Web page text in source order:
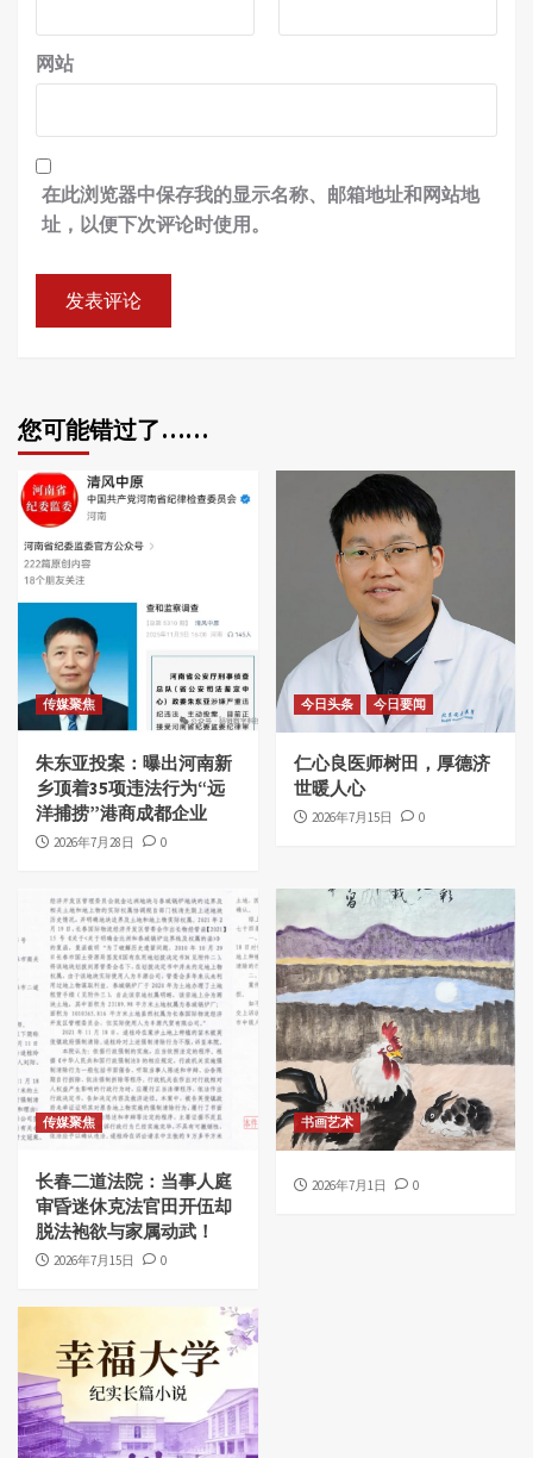
网站
在此浏览器中保存我的显示名称、邮箱地址和网站地
址，以便下次评论时使用。
您可能错过了……
传媒聚焦
朱东亚投案：曝出河南新
乡顶着35项违法行为“远
洋捕捞”港商成都企业
2026年7月28日 0
今日头条 今日要闻
仁心良医师树田，厚德济
世暖人心
2026年7月15日 0
传媒聚焦
长春二道法院：当事人庭
审昏迷休克法官田开伍却
脱法袍欲与家属动武！
2026年7月15日 0
书画艺术
2026年7月1日 0